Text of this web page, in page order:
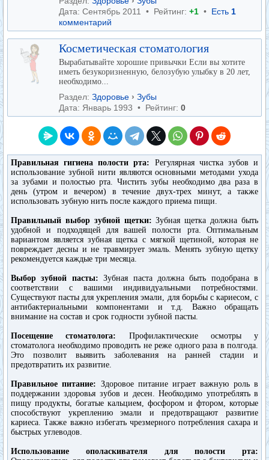
Дата: Сентябрь 2011 • Рейтинг: +1 • Есть 1
комментарий
Косметическая стоматология
Вырабатывайте хорошие привычки Если вы хотите
иметь безукоризненную, белозубую улыбку в 20 лет,
необходимо...
Раздел: Здоровье › Зубы
Дата: Январь 1993 • Рейтинг: 0
Правильная гигиена полости рта: Регулярная чистка зубов и
использование зубной нити являются основными методами ухода
за зубами и полостью рта. Чистить зубы необходимо два раза в
день (утром и вечером) в течение двух-трех минут, а также
использовать зубную нить после каждого приема пищи.
Правильный выбор зубной щетки: Зубная щетка должна быть
удобной и подходящей для вашей полости рта. Оптимальным
вариантом является зубная щетка с мягкой щетиной, которая не
повреждает десны и не травмирует эмаль. Менять зубную щетку
рекомендуется каждые три месяца.
Выбор зубной пасты: Зубная паста должна быть подобрана в
соответствии с вашими индивидуальными потребностями.
Существуют пасты для укрепления эмали, для борьбы с кариесом, с
антибактериальными компонентами и т.д. Важно обращать
внимание на состав и срок годности зубной пасты.
Посещение стоматолога: Профилактические осмотры у
стоматолога необходимо проводить не реже одного раза в полгода.
Это позволит выявить заболевания на ранней стадии и
предотвратить их развитие.
Правильное питание: Здоровое питание играет важную роль в
поддержании здоровья зубов и десен. Необходимо употреблять в
пищу продукты, богатые кальцием, фосфором и фтором, которые
способствуют укреплению эмали и предотвращают развитие
кариеса. Также важно избегать чрезмерного потребления сахара и
быстрых углеводов.
Использование ополаскивателя для полости рта: